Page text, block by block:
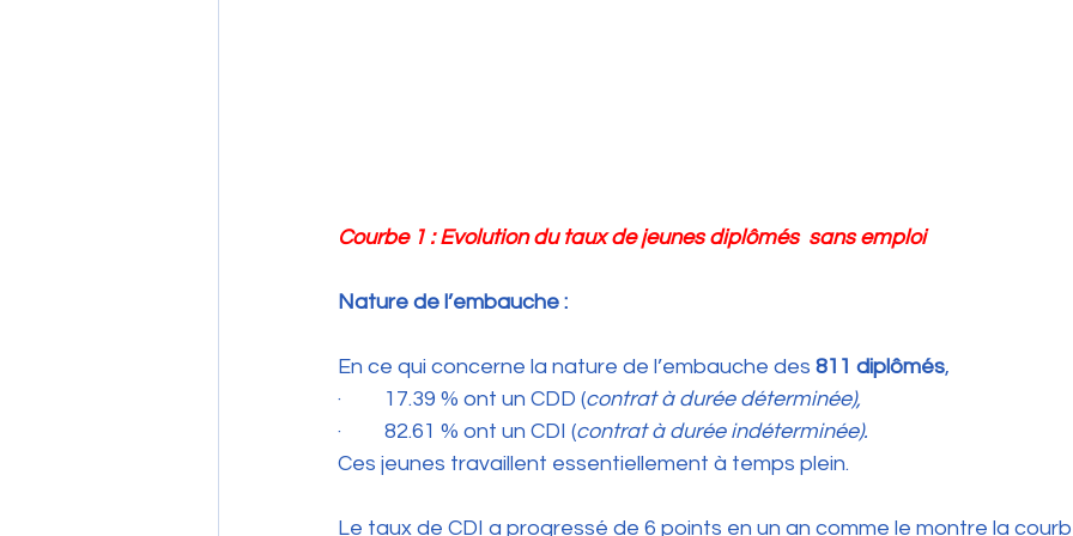
Courbe 1 : Evolution du taux de jeunes diplômés  sans emploi
Nature de l’embauche :
En ce qui concerne la nature de l’embauche des 811 diplômés,
·         17.39 % ont un CDD (contrat à durée déterminée),
·         82.61 % ont un CDI (contrat à durée indéterminée).
Ces jeunes travaillent essentiellement à temps plein.
Le taux de CDI a progressé de 6 points en un an comme le montre la